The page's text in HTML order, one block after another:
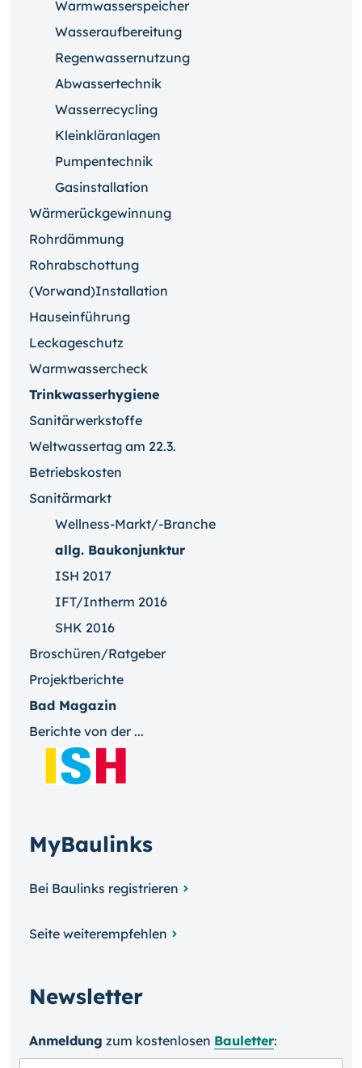
Warmwasserspeicher
Wasseraufbereitung
Regenwassernutzung
Abwassertechnik
Wasserrecycling
Kleinkläranlagen
Pumpentechnik
Gasinstallation
Wärmerückgewinnung
Rohrdämmung
Rohrabschottung
(Vorwand)Installation
Hauseinführung
Leckageschutz
Warmwassercheck
Trinkwasserhygiene
Sanitärwerkstoffe
Weltwassertag am 22.3.
Betriebskosten
Sanitärmarkt
Wellness-Markt/-Branche
allg. Baukonjunktur
ISH 2017
IFT/Intherm 2016
SHK 2016
Broschüren/Ratgeber
Projektberichte
Bad Magazin
Berichte von der ...
MyBaulinks
Bei Baulinks registrieren
Seite weiterempfehlen
Newsletter
Anmeldung zum kosten­losen Bauletter: